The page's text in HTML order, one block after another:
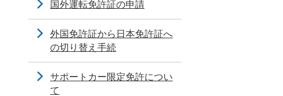
国外運転免許証の申請
外国免許証から日本免許証へ
の切り替え手続
サポートカー限定免許につい
て